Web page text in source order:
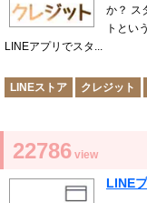
か？ ス
トとい
LINEアプリでスタ...
LINEストア
クレジット
22786 view
LINE